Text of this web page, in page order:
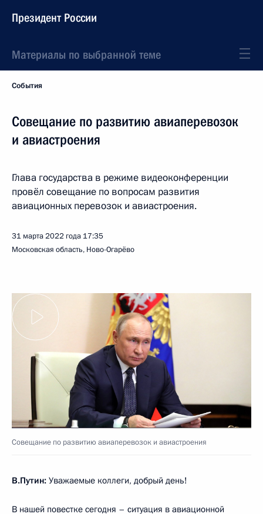
Президент России
Материалы по выбранной теме
События
Совещание по развитию авиаперевозок
и авиастроения
Глава государства в режиме видеоконференции
провёл совещание по вопросам развития
авиационных перевозок и авиастроения.
31 марта 2022 года 17:35
Московская область, Ново-Огарёво
Совещание по развитию авиаперевозок и авиастроения
В.Путин: Уважаемые коллеги, добрый день!
В нашей повестке сегодня – ситуация в авиационной